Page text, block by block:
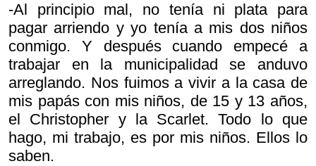
-Al principio mal, no tenía ni plata para
pagar arriendo y yo tenía a mis dos niños
conmigo. Y después cuando empecé a
trabajar en la municipalidad se anduvo
arreglando. Nos fuimos a vivir a la casa de
mis papás con mis niños, de 15 y 13 años,
el Christopher y la Scarlet. Todo lo que
hago, mi trabajo, es por mis niños. Ellos lo
saben.